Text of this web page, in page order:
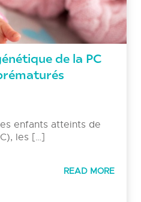
de la PC
enfants atteints de
les […]
READ MORE